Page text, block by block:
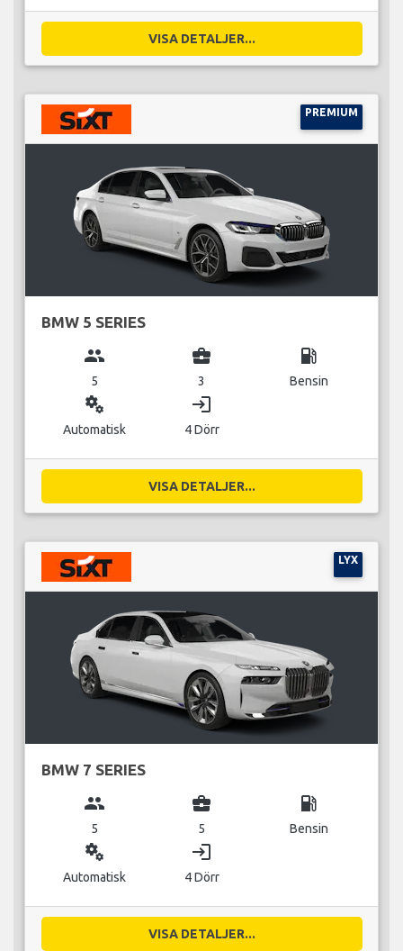
VISA DETALJER...
PREMIUM
BMW 5 SERIES
group
5
business_center
3
local_gas_station
Bensin
miscellaneous_services
Automatisk
login
4 Dörr
VISA DETALJER...
LYX
BMW 7 SERIES
group
5
business_center
5
local_gas_station
Bensin
miscellaneous_services
Automatisk
login
4 Dörr
VISA DETALJER...